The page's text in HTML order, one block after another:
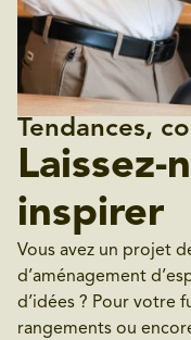
Tendances,
Laissez-
inspirer
Vous avez un projet
d’aménagement
d’idées ? Pour votre
rangements ou